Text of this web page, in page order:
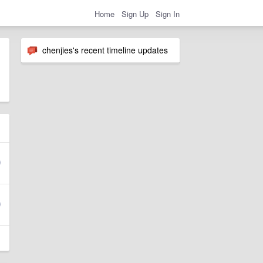
Home Sign Up Sign In
chenjies's recent timeline updates